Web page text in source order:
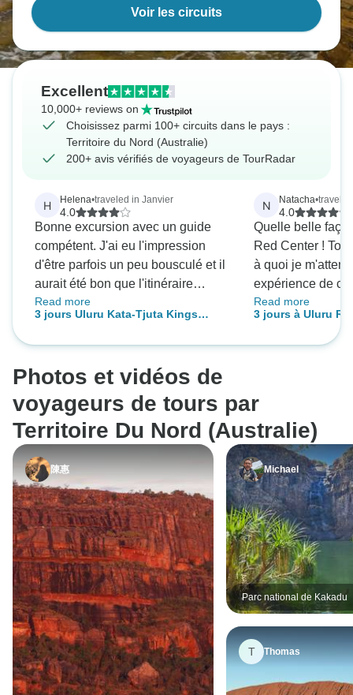
Voir les circuits
Excellent
10,000+ reviews on
Choisissez parmi 100+ circuits dans le pays :
Territoire du Nord (Australie)
200+ avis vérifiés de voyageurs de TourRadar
H Helena•traveled in Janvier
4.0
Bonne excursion avec un guide
compétent. J'ai eu l'impression
d'être parfois un peu bousculé et il
aurait été bon que l'itinéraire
quotidien soit plus clair à l'avance.
J'aurais également apprécié une
pour mieux comprendre une partie
de la culture aborigène.
Read more
3 jours Uluru Kata-Tjuta Kings
Springs
N Natacha•
4.0
Quelle belle
Red Center !
à quoi je
expérience de
vous mentirai
tout le monde,
d'aventure est
dépassé toutes
les endroits et
rencontrés ; il
nombreuses
croyances
raconté
légendes, de
croyances... Je
lui, ce n'aurait
visité de plus. IL
VOYAGE
D'INOUBLIABLE
MERCI ADAM.
Read more
3 jours à Uluru
Canyon
Rock
Photos et vidéos de
voyageurs de tours par
Territoire Du Nord (Australie)
陳惠 Michael
Parc national de Kakadu
T Thomas